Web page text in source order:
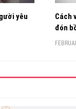
yêu
Cách
đón